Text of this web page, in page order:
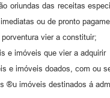
oriundas das receitas
ou de pronto
porventura vier a constituir;
e imóveis que vier a adquirir
e imóveis doados, com ou
®u imóveis destinados á